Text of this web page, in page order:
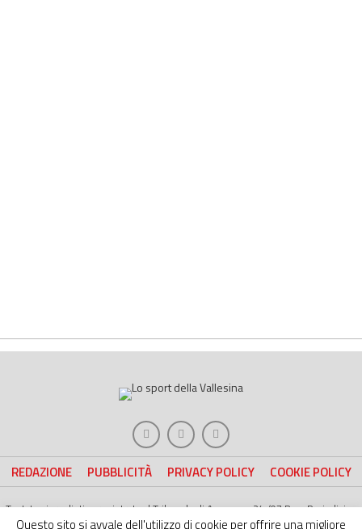
REDAZIONE PUBBLICITÀ PRIVACY POLICY COOKIE POLICY
Testata giornalistica registrata al Tribunale di Ancona n. 24 /07 Reg. Periodici n.
4051/07 RCC | Direttore Responsabile Gianni Moreschi
Questo sito si avvale dell'utilizzo di cookie per offrire una migliore